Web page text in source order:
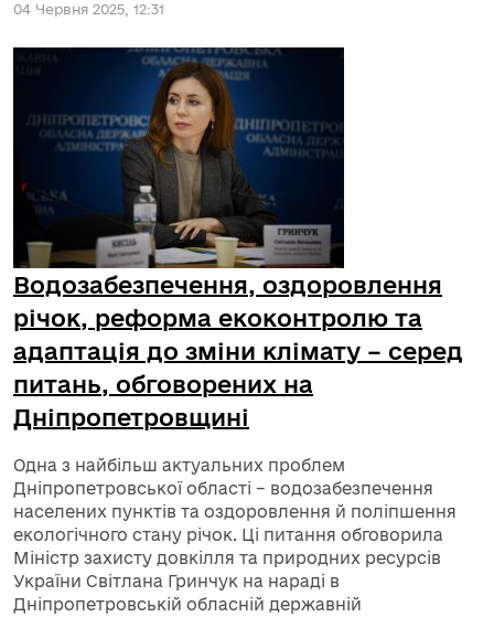
04 Червня 2025, 12:31
Водозабезпечення, оздоровлення
річок, реформа екоконтролю та
адаптація до зміни клімату – серед
питань, обговорених на
Дніпропетровщині
Одна з найбільш актуальних проблем
Дніпропетровської області – водозабезпечення
населених пунктів та оздоровлення й поліпшення
екологічного стану річок. Ці питання обговорила
Міністр захисту довкілля та природних ресурсів
України Світлана Гринчук на нараді в
Дніпропетровській обласній державній